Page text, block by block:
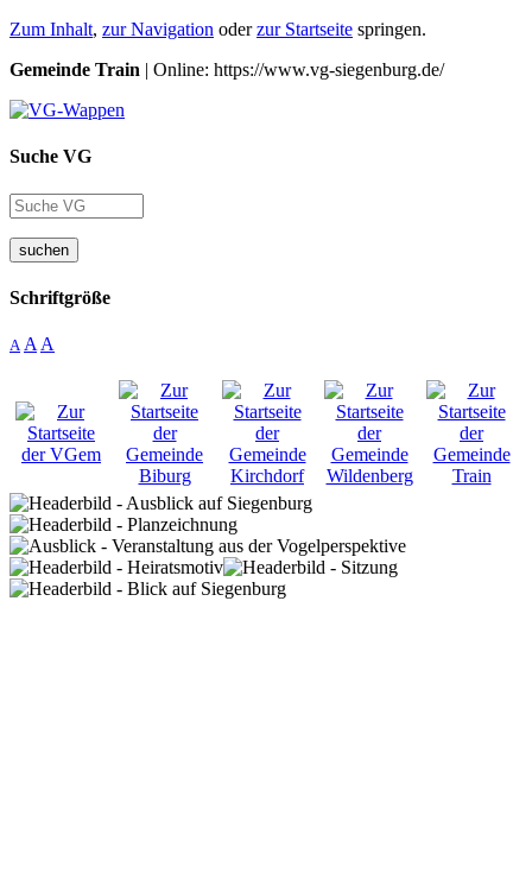
Zum Inhalt, zur Navigation oderzur Startseite springen.
Gemeinde Train | Online: https://www.vg-siegenburg.de/
Suche VG
suchen
Schriftgröße
A A A